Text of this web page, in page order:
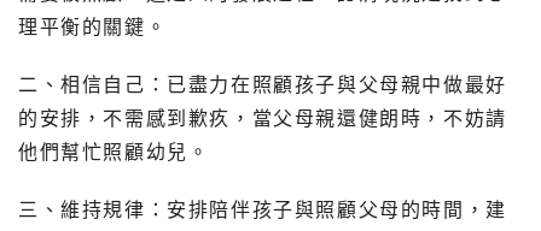
理平衡的關鍵。
二、相信自己：已盡力在照顧孩子與父母親中做最好
的安排，不需感到歉疚，當父母親還健朗時，不妨請
他們幫忙照顧幼兒。
三、維持規律：安排陪伴孩子與照顧父母的時間，建